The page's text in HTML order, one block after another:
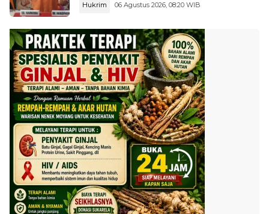
Hukrim 06 Agustus 2026, 08:20 WIB